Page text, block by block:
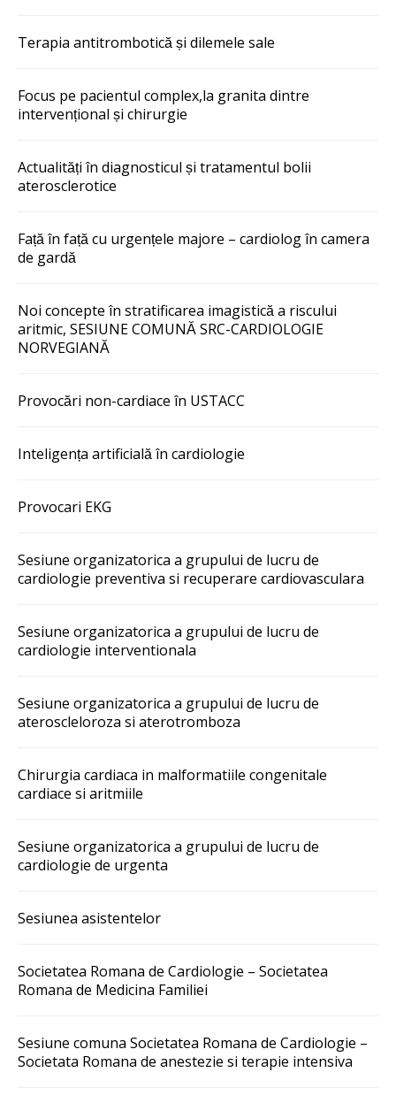
Terapia antitrombotică și dilemele sale
Focus pe pacientul complex,la granita dintre
intervențional și chirurgie
Actualități în diagnosticul și tratamentul bolii
aterosclerotice
Față în față cu urgențele majore – cardiolog în camera
de gardă
Noi concepte în stratificarea imagistică a riscului
aritmic, SESIUNE COMUNĂ SRC-CARDIOLOGIE
NORVEGIANĂ
Provocări non-cardiace în USTACC
Inteligența artificială în cardiologie
Provocari EKG
Sesiune organizatorica a grupului de lucru de
cardiologie preventiva si recuperare cardiovasculara
Sesiune organizatorica a grupului de lucru de
cardiologie interventionala
Sesiune organizatorica a grupului de lucru de
ateroscleloroza si aterotromboza
Chirurgia cardiaca in malformatiile congenitale
cardiace si aritmiile
Sesiune organizatorica a grupului de lucru de
cardiologie de urgenta
Sesiunea asistentelor
Societatea Romana de Cardiologie – Societatea
Romana de Medicina Familiei
Sesiune comuna Societatea Romana de Cardiologie –
Societata Romana de anestezie si terapie intensiva